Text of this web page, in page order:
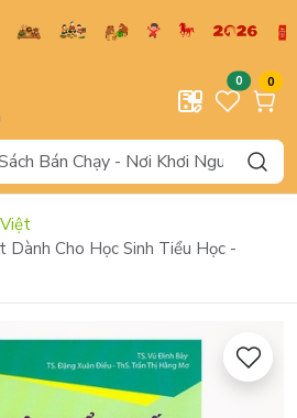
0 0
Dành Cho Học Sinh Tiểu Học -